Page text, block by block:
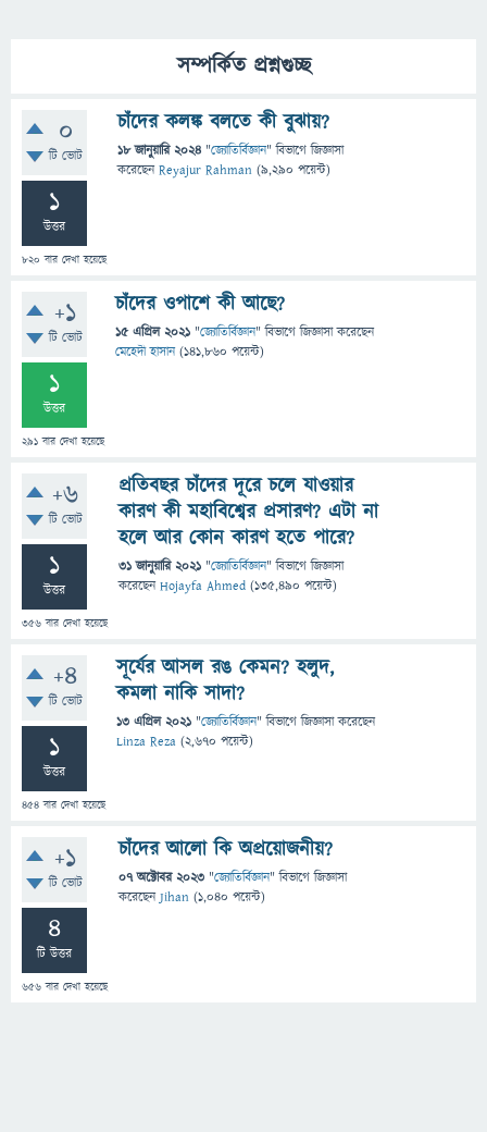
সম্পর্কিত প্রশ্নগুচ্ছ
0
টি ভোট
1
উত্তর
820 বার দেখা হয়েছে
চাঁদের কলঙ্ক বলতে কী বুঝায়?
18 জানুয়ারি 2024 "জ্যোতির্বিজ্ঞান" বিভাগে জিজ্ঞাসা
করেছেনReyajur Rahman (9,290 পয়েন্ট)
+1
টি ভোট
1
উত্তর
291 বার দেখা হয়েছে
চাঁদের ওপাশে কী আছে?
15 এপ্রিল 2021 "জ্যোতির্বিজ্ঞান" বিভাগে জিজ্ঞাসাকরেছেন
মেহেদী হাসান (141,860 পয়েন্ট)
+6
টি ভোট
1
উত্তর
356 বার দেখা হয়েছে
প্রতিবছর চাঁদের দূরে চলে যাওয়ার
কারণ কী মহাবিশ্বের প্রসারণ? এটা না
হলে আর কোন কারণ হতে পারে?
31 জানুয়ারি 2021 "জ্যোতির্বিজ্ঞান" বিভাগে জিজ্ঞাসা
করেছেনHojayfa Ahmed (135,490 পয়েন্ট)
+4
টি ভোট
1
উত্তর
454 বার দেখা হয়েছে
সূর্যের আসল রঙ কেমন? হলুদ,
কমলা নাকি সাদা?
13 এপ্রিল 2021 "জ্যোতির্বিজ্ঞান" বিভাগে জিজ্ঞাসাকরেছেন
Linza Reza (2,670 পয়েন্ট)
+1
টি ভোট
4
টি উত্তর
656 বার দেখা হয়েছে
চাঁদের আলো কি অপ্রয়োজনীয়?
07 অক্টোবর 2023 "জ্যোতির্বিজ্ঞান" বিভাগে জিজ্ঞাসা
করেছেনJihan (1,040 পয়েন্ট)